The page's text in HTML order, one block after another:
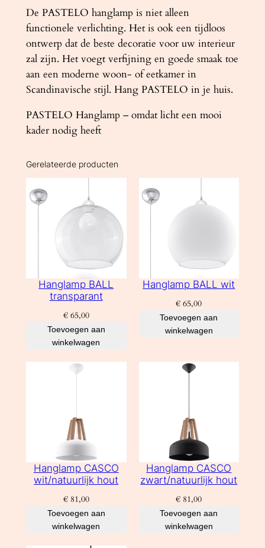
De PASTELO hanglamp is niet alleen
functionele verlichting. Het is ook een tijdloos
ontwerp dat de beste decoratie voor uw interieur
zal zijn. Het voegt verfijning en goede smaak toe
aan een moderne woon- of eetkamer in
Scandinavische stijl. Hang PASTELO in je huis.
PASTELO Hanglamp – omdat licht een mooi
kader nodig heeft
Gerelateerde producten
Hanglamp BALL
transparant
€65,00
Toevoegen aan
winkelwagen
Hanglamp BALL wit
€ 65,00
Toevoegen aan
winkelwagen
Hanglamp CASCO
wit/natuurlijk hout
€81,00
Toevoegen aan
winkelwagen
Hanglamp CASCO
zwart/natuurlijk hout
€ 81,00
Toevoegen aan
winkelwagen